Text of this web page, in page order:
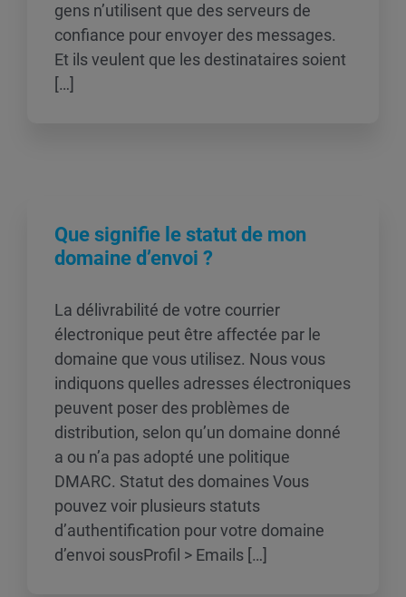
gens n’utilisent que des serveurs de
confiance pour envoyer des messages.
Et ils veulent que les destinataires soient
[…]
Que signifie le statut de mon
domaine d’envoi ?
La délivrabilité de votre courrier
électronique peut être affectée par le
domaine que vous utilisez. Nous vous
indiquons quelles adresses électroniques
peuvent poser des problèmes de
distribution, selon qu’un domaine donné
a ou n’a pas adopté une politique
DMARC. Statut des domaines Vous
pouvez voir plusieurs statuts
d’authentification pour votre domaine
d’envoi sousProfil > Emails […]